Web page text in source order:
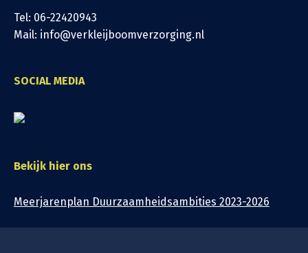
Tel: 06-22420943
Mail: info@verkleijboomverzorging.nl
SOCIAL MEDIA
Bekijk hier ons
Meerjarenplan Duurzaamheidsambities 2023-2026